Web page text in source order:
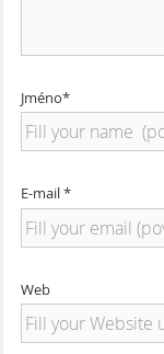
Jméno*
E-mail *
Web